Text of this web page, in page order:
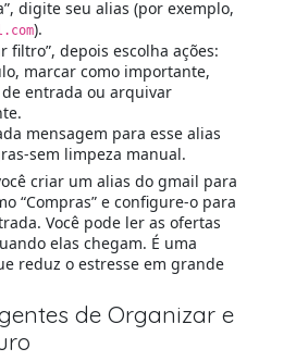
digite seu alias (por exemplo,
).
filtro”, depois escolha ações:
marcar como importante,
entrada ou arquivar
mensagem para esse alias
sem limpeza manual.
criar um alias do gmail para
“Compras” e configure-o para
Você pode ler as ofertas
elas chegam. É uma
reduz o estresse em grande
de Organizar e